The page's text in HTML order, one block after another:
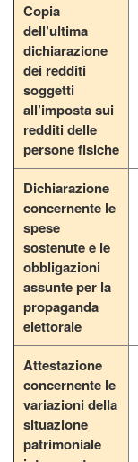
Copia
dell’ultima
dichiarazione
dei redditi
soggetti
all’imposta sui
redditi delle
persone fisiche
Dichiarazione
concernente le
spese
sostenute e le
obbligazioni
assunte per la
propaganda
elettorale
Attestazione
concernente le
variazioni della
situazione
patrimoniale